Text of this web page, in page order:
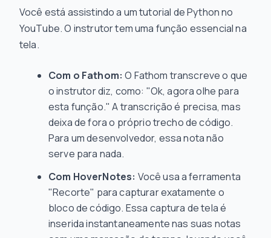
Você está assistindo a um tutorial de Python no
YouTube. O instrutor tem uma função essencial na
tela.
Com o Fathom: O Fathom transcreve o que
o instrutor diz, como: "Ok, agora olhe para
esta função." A transcrição é precisa, mas
deixa de fora o próprio trecho de código.
Para um desenvolvedor, essa nota não
serve para nada.
Com HoverNotes: Você usa a ferramenta
"Recorte" para capturar exatamente o
bloco de código. Essa captura de tela é
inserida instantaneamente nas suas notas